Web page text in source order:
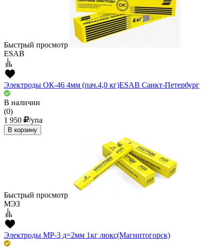
Быстрый просмотр
ESAB
Электроды ОК-46 4мм (пач.4,0 кг)ESAВ Санкт-Петербург
В наличии
(0)
1 950
/упа
В корзину
Быстрый просмотр
МЭЗ
Электроды МР-3 д=2мм 1кг люкс(Магнитогорск)